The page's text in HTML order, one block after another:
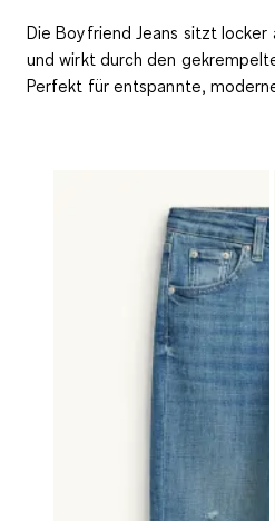
Die Boyfriend Jeans sitzt
und wirkt durch den
Perfekt für entspannte,